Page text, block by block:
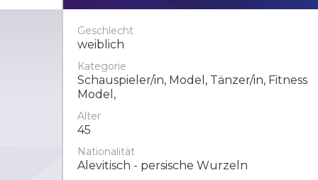
Geschlecht
weiblich
Kategorie
Schauspieler/in, Model, Tänzer/in, Fitness
Model,
Alter
45
Nationalität
Alevitisch - persische Wurzeln